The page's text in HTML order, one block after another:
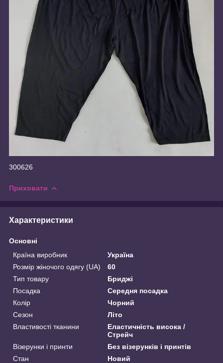
300626
Приховати
Характеристики
Основні
Країна виробник
Україна
Розмір жіночого одягу (UA)
60
Тип товару
Бриджі
Посадка
Середня посадка
Колір
Чорний
Сезон
Літо
Властивості тканини
Еластичність висока /
Стрейч
Візерунки і принти
Без візерунків і принтів
Стан
Новий